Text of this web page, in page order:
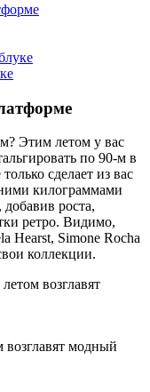
Этим летом у вас
по 90-м в
сделает из вас
килограммами
роста,
ретро. Видимо,
Hearst, Simone Rocha
коллекции.